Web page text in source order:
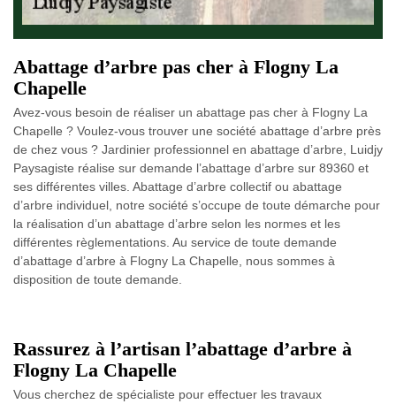
Abattage d’arbre pas cher à Flogny La
Chapelle
Avez-vous besoin de réaliser un abattage pas cher à Flogny La
Chapelle ? Voulez-vous trouver une société abattage d’arbre près
de chez vous ? Jardinier professionnel en abattage d’arbre, Luidjy
Paysagiste réalise sur demande l’abattage d’arbre sur 89360 et
ses différentes villes. Abattage d’arbre collectif ou abattage
d’arbre individuel, notre société s’occupe de toute démarche pour
la réalisation d’un abattage d’arbre selon les normes et les
différentes règlementations. Au service de toute demande
d’abattage d’arbre à Flogny La Chapelle, nous sommes à
disposition de toute demande.
Rassurez à l’artisan l’abattage d’arbre à
Flogny La Chapelle
Vous cherchez de spécialiste pour effectuer les travaux